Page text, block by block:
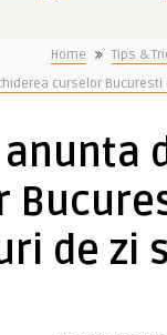
Home
Tips &
curselor Bucuresti
de zi